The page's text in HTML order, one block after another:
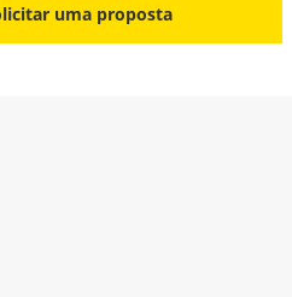
uma proposta